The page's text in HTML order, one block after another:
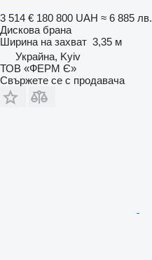
3 514 € 180 800 UAH ≈ 6 885 лв.
Дискова брана
Ширина на захват 3,35 м
Украйна, Kyiv
ТОВ «ФЕРМ Є»
Свържете се с продавача